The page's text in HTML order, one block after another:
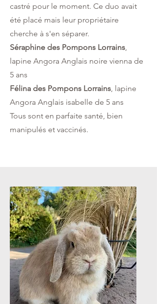
castré pour le moment. Ce duo avait
été placé mais leur propriétaire
cherche à s'en séparer.
Séraphine des Pompons Lorrains,
lapine Angora Anglais noire vienna de
5 ans
Félina des Pompons Lorrains, lapine
Angora Anglais isabelle de 5 ans
Tous sont en parfaite santé, bien
manipulés et vaccinés.